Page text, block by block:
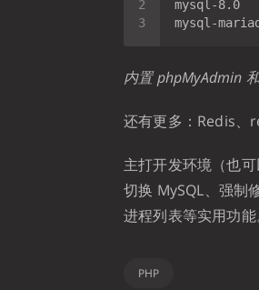
内置 phpMyAdmin
还有更多：Redis、
主打开发环境（也
切换 MySQL、强制
进程列表等实用功能
PHP